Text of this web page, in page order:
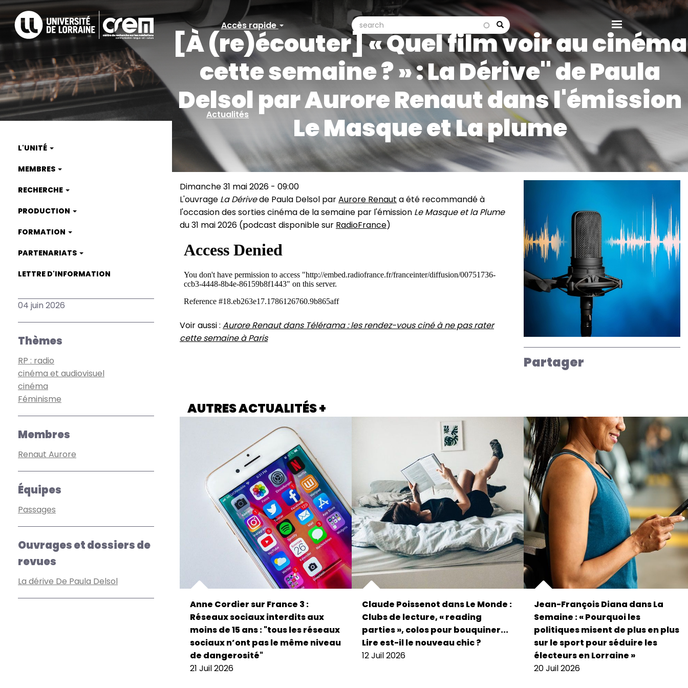
Aller
au
contenu
principal
Accès
rapide
Accès rapide
Search
search search
[À (re)écouter] « Quel film voir au cinéma
cette semaine ? » : La Dérive" de Paula
Delsol par Aurore Renaut dans l'émission
Le Masque et La plume
Actualités
L'UNITÉ
MEMBRES
RECHERCHE
PRODUCTION
FORMATION
PARTENARIATS
LETTRE D'INFORMATION
04 juin 2026
Thèmes
RP : radio
cinéma et audiovisuel
cinéma
Féminisme
Membres
Renaut Aurore
Équipes
Passages
Ouvrages et dossiers de
revues
La dérive De Paula Delsol
Dimanche 31 mai 2026 - 09:00
L'ouvrage La Dérivede Paula Delsol parAurore Renaut a été recommandé à
l'occasion des sorties cinéma de la semaine par l'émission Le Masque et la Plume
du 31 mai 2026 (podcast disponible sur RadioFrance)
Voir aussi : Aurore Renaut dans Télérama : les rendez-vous ciné à ne pas rater
cette semaine à Paris
Partager
AUTRES ACTUALITÉS +
Anne Cordier sur France 3 :
Réseaux sociaux interdits aux
moins de 15 ans : "tous les réseaux
sociaux n’ont pas le même niveau
de dangerosité"
21 Juil 2026
Claude Poissenot dans Le Monde :
Clubs de lecture, « reading
parties », colos pour bouquiner...
Lire est-il le nouveau chic ?
12 Juil 2026
Jean-François Diana dans La
Semaine : « Pourquoi les
politiques misent de plus en plus
sur le sport pour séduire les
électeurs en Lorraine »
20 Juil 2026